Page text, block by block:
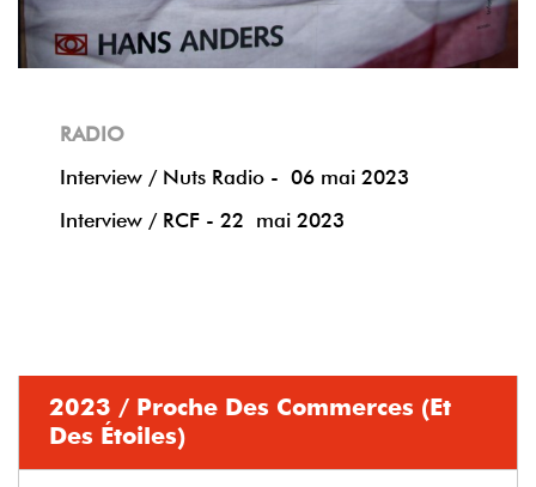
RADIO
Interview / Nuts Radio - 06 mai 2023
Interview / RCF - 22 mai 2023
2023 / Proche Des Commerces (et
Des Étoiles)